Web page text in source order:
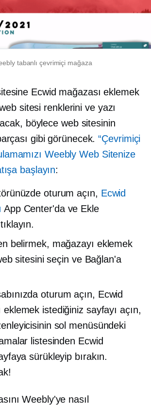
tabanlı çevrimiçi mağaza
Ecwid mağazası eklemek
sitesi renklerini ve yazı
böylece web sitesinin
gibi görünecek.“Çevrimiçi
Weebly Web Sitenize
başlayın:
oturum açın, Ecwid
App Center'da ve Ekle
belirmek, mağazayı eklemek
sitesini seçin ve Bağlan'a
oturum açın, Ecwid
eklemek istediğiniz sayfayı açın,
sol menüsündeki
listesinden Ecwid
sürükleyip bırakın.
Weebly'ye nasıl